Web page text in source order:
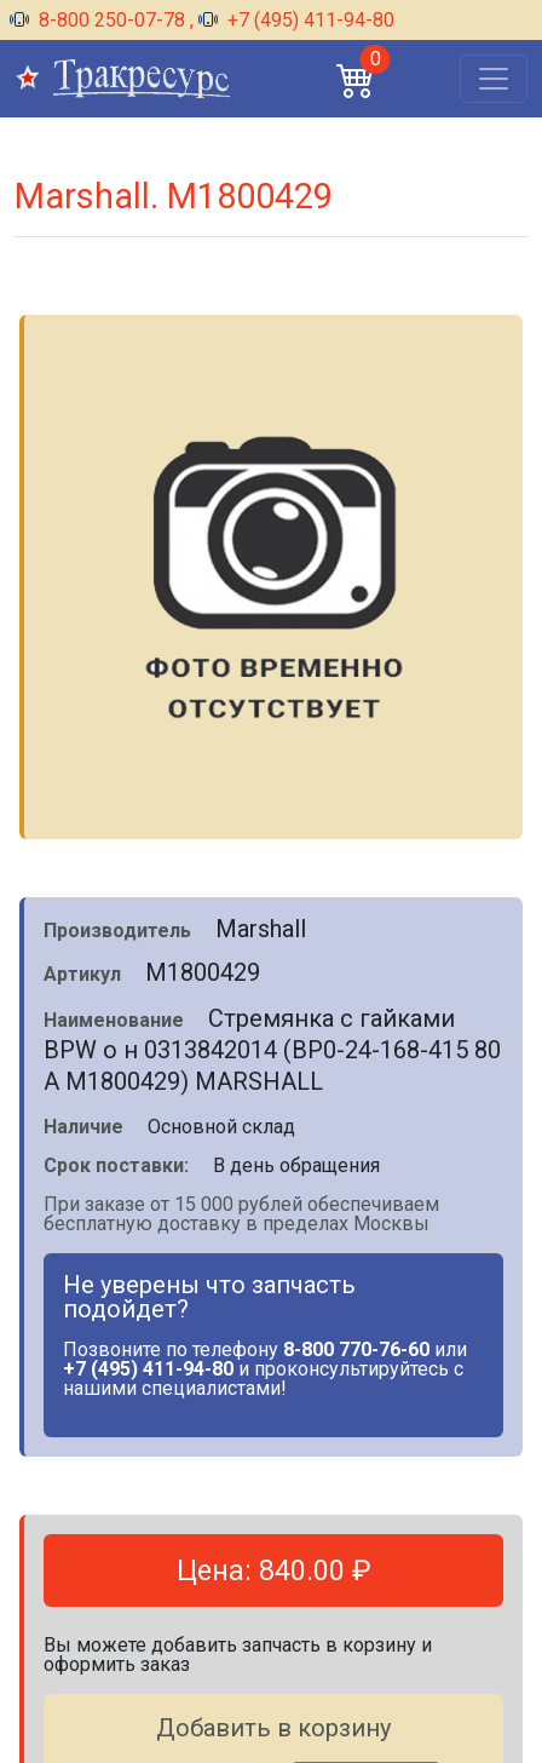
8-800 250-07-78 ,
+7 (495) 411-94-80
0
Marshall. M1800429
Производитель Marshall
Артикул M1800429
Наименование
Стремянка с гайками
BPW о н 0313842014 (BP0-24-168-415 80
A M1800429) MARSHALL
Наличие
Основной склад
Срок поставки:
В день обращения
При заказе от 15 000 рублей обеспечиваем
бесплатную доставку в пределах Москвы
Не уверены что запчасть
подойдет?
Позвоните по телефону 8-800 770-76-60 или
+7 (495) 411-94-80 и проконсультируйтесь с
нашими специалистами!
Цена: 840.00 ₽
Вы можете добавить запчасть в корзину и
оформить заказ
Добавить в корзину